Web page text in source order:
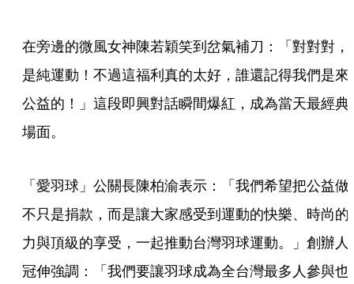
在旁邊的微風女神陳若穎笑到岔氣補刀：「對對對，
是純運動！不過這福利真的太好，誰還記得我們是來
公益的！」這段即興對話瞬間爆紅，成為當天最經典
場面。
「愛羽球」公關長陳柏渝表示：「我們希望把公益做
不只是捐款，而是讓大家感受到運動的快樂、時尚的
力與頂級的享受，一起推動台灣羽球運動。」創辦人
冠伸強調：「我們要讓羽球成為全台灣最多人參與也